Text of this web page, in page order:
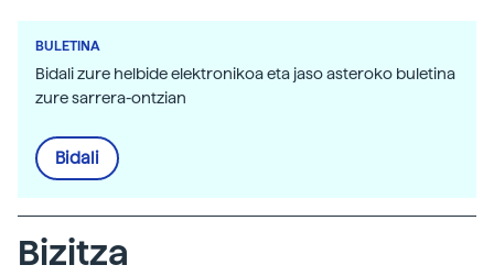
BULETINA
Bidali zure helbide elektronikoa eta jaso asteroko buletina
zure sarrera-ontzian
Bidali
Bizitza